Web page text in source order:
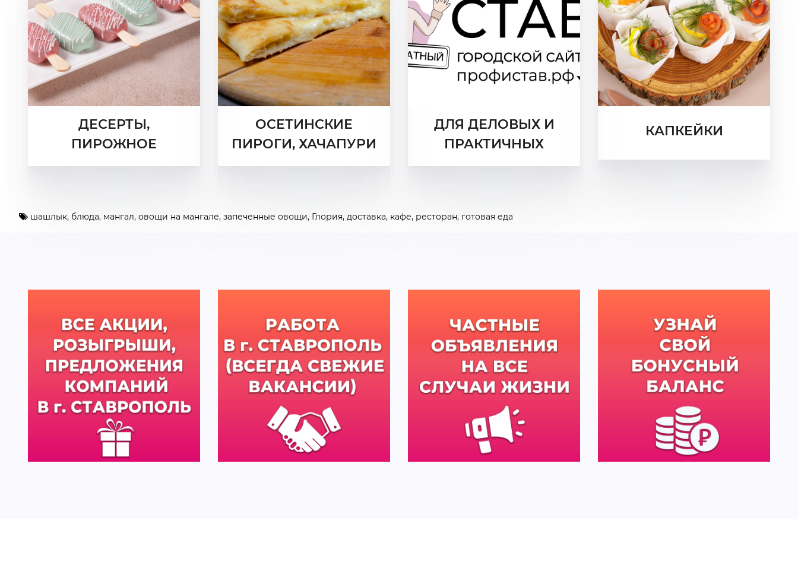
ДЕСЕРТЫ,
ПИРОЖНОЕ
ОСЕТИНСКИЕ
ПИРОГИ, ХАЧАПУРИ
ДЛЯ ДЕЛОВЫХ И
ПРАКТИЧНЫХ
КАПКЕЙКИ
шашлык, блюда, мангал, овощи на мангале, запеченные овощи, Глория, доставка, кафе, ресторан, готовая еда